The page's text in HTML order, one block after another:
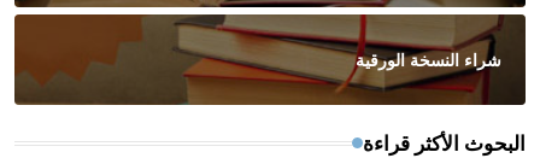
شراء النسخة الورقية
البحوث الأكثر قراءة